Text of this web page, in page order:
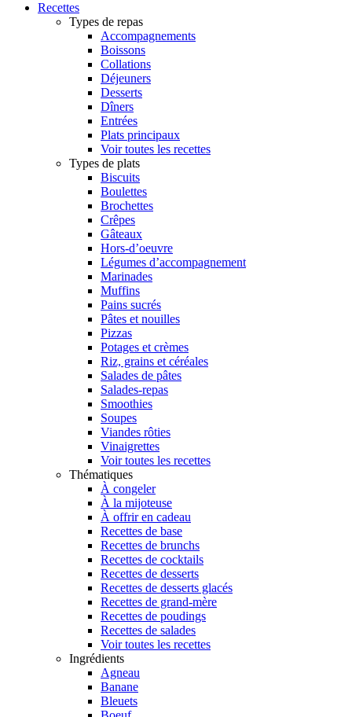
Recettes
Types de repas
Accompagnements
Boissons
Collations
Déjeuners
Desserts
Dîners
Entrées
Plats principaux
Voir toutes les recettes
Types de plats
Biscuits
Boulettes
Brochettes
Crêpes
Gâteaux
Hors-d’oeuvre
Légumes d’accompagnement
Marinades
Muffins
Pains sucrés
Pâtes et nouilles
Pizzas
Potages et crèmes
Riz, grains et céréales
Salades de pâtes
Salades-repas
Smoothies
Soupes
Viandes rôties
Vinaigrettes
Voir toutes les recettes
Thématiques
À congeler
À la mijoteuse
À offrir en cadeau
Recettes de base
Recettes de brunchs
Recettes de cocktails
Recettes de desserts
Recettes de desserts glacés
Recettes de grand-mère
Recettes de poudings
Recettes de salades
Voir toutes les recettes
Ingrédients
Agneau
Banane
Bleuets